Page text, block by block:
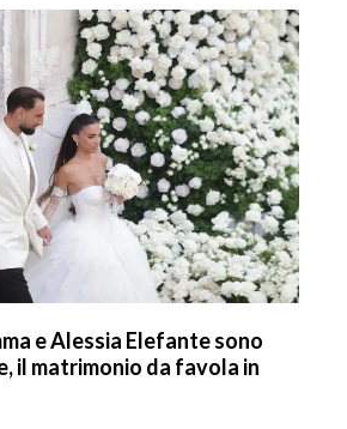
e Alessia Elefante sono
il matrimonio da favola in